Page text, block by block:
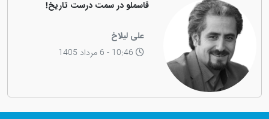
قاسملو در سمت درست تاریخ!
علی لیلاخ